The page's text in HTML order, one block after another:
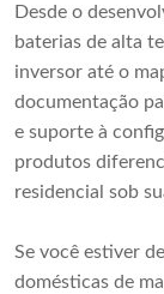
Desde o
baterias de alta
inversor até o
documentação
e suporte à
produtos
residencial sob
Se você estiver
domésticas de